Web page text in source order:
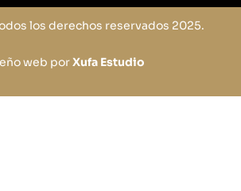
los derechos reservados 2025.
web porXufa Estudio